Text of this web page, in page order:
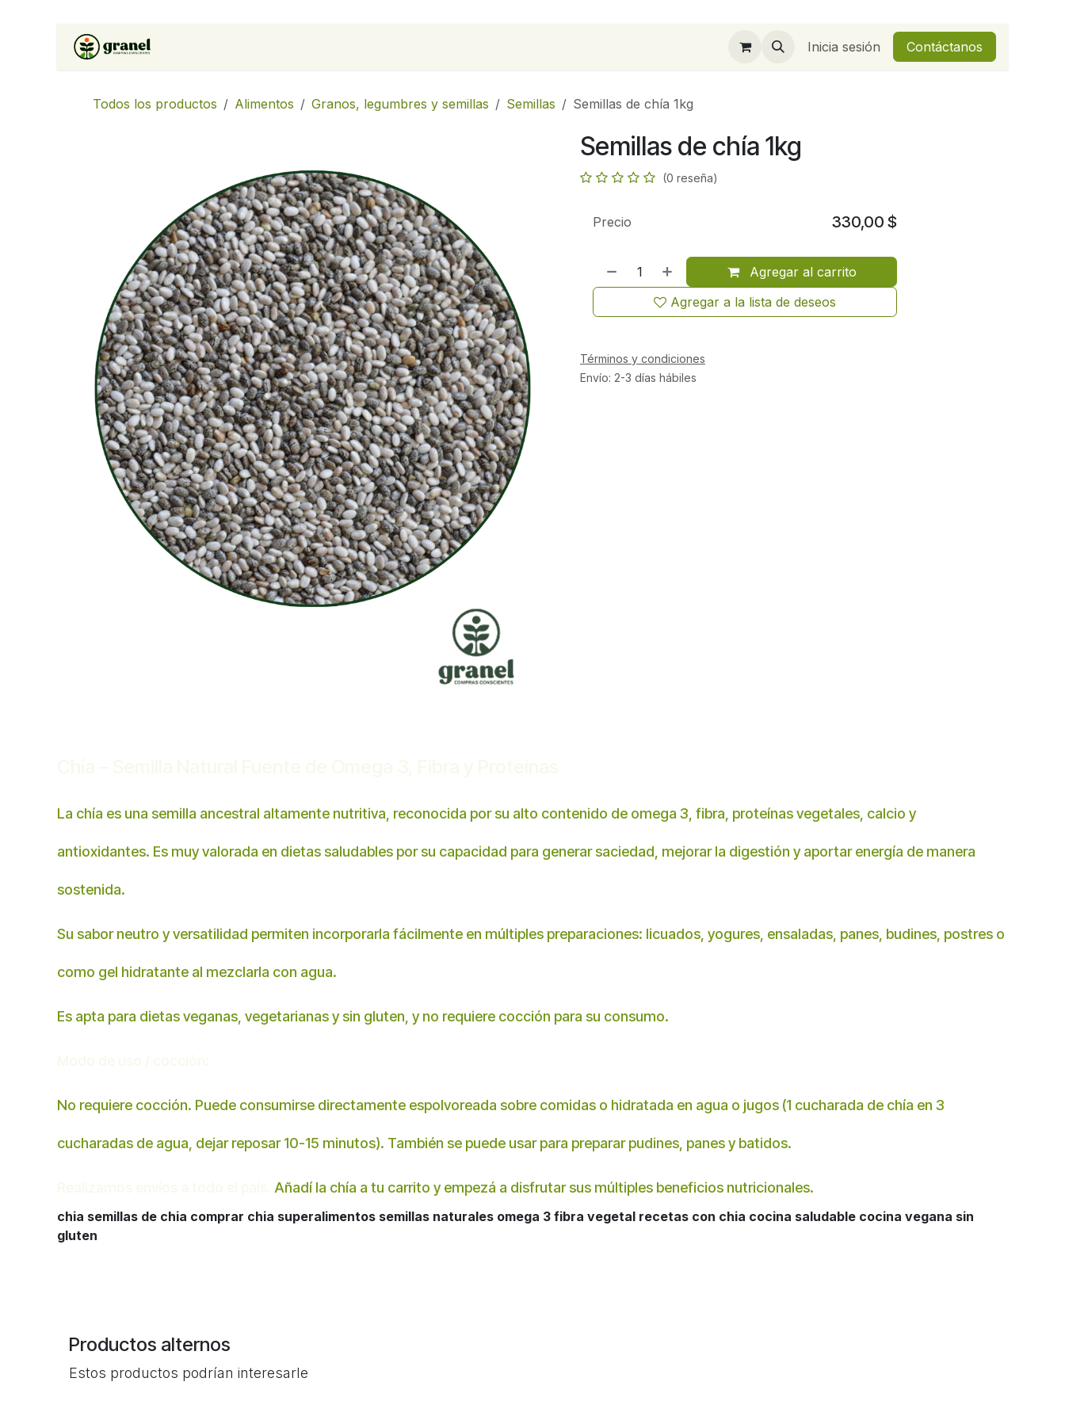
Ir al contenido
Inicia sesión Contáctanos
Todos los productos Alimentos Granos, legumbres y semillas Semillas Semillas de chía 1kg
Semillas de chía 1kg
(0 reseña)
Agregar al carrito
Agregar a la lista de deseos
Precio 330,00 $
Términos y condiciones
Envío: 2-3 días hábiles
La chía es una semilla ancestral altamente nutritiva, reconocida por su alto contenido de omega 3, fibra, proteínas vegetales, calcio y
antioxidantes. Es muy valorada en dietas saludables por su capacidad para generar saciedad, mejorar la digestión y aportar energía de manera
sostenida.
Su sabor neutro y versatilidad permiten incorporarla fácilmente en múltiples preparaciones: licuados, yogures, ensaladas, panes, budines, postres o
como gel hidratante al mezclarla con agua.
Es apta para dietas veganas, vegetarianas y sin gluten, y no requiere cocción para su consumo.
No requiere cocción. Puede consumirse directamente espolvoreada sobre comidas o hidratada en agua o jugos (1 cucharada de chía en 3
cucharadas de agua, dejar reposar 10-15 minutos). También se puede usar para preparar pudines, panes y batidos.
Añadí la chía a tu carrito y empezá a disfrutar sus múltiples beneficios nutricionales.
chia semillas de chia comprar chia superalimentos semillas naturales omega 3 fibra vegetal recetas con chia cocina saludable cocina vegana sin
gluten
Productos alternos
Estos productos podrían interesarle